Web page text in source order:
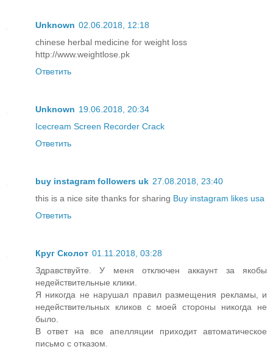
Unknown 02.06.2018, 12:18
chinese herbal medicine for weight loss
http://www.weightlose.pk
Ответить
Unknown 19.06.2018, 20:34
Icecream Screen Recorder Crack
Ответить
buy instagram followers uk 27.08.2018, 23:40
this is a nice site thanks for sharing Buy instagram likes usa
Ответить
Круг Сколот 01.11.2018, 03:28
Здравствуйте. У меня отключен аккаунт за якобы
недействительные клики.
Я никогда не нарушал правил размещения рекламы, и
недействительных кликов с моей стороны никогда не
было.
В ответ на все апелляции приходит автоматическое
письмо с отказом.